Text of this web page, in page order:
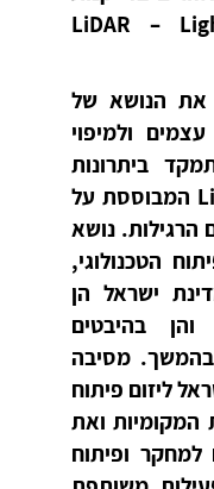
LiDAR –
את הנושא של
עצמים ולמיפוי
ביתרונות
המבוססת על
הרגילות. נושא
הטכנולוגי,
ישראל הן
והן בהיבטים
בהמשך. מסיבה
ליזום פיתוח
המקומיות ואת
ופיתוח